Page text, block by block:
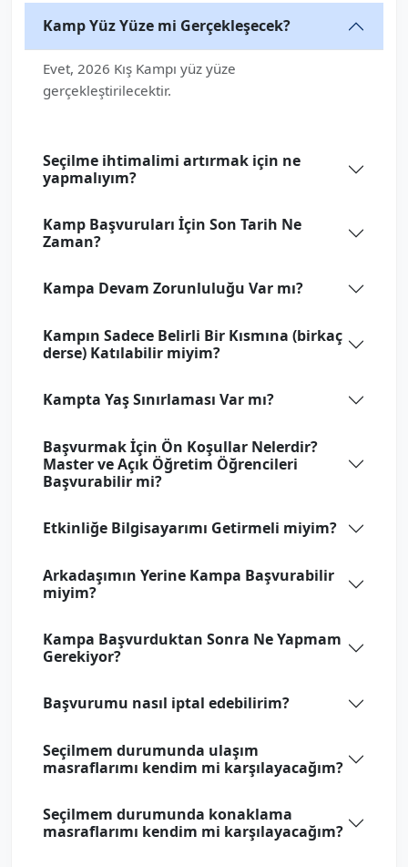
Kamp Yüz Yüze mi Gerçekleşecek?
Evet, 2026 Kış Kampı yüz yüze
gerçekleştirilecektir.
Seçilme ihtimalimi artırmak için ne
yapmalıyım?
Kamp Başvuruları İçin Son Tarih Ne
Zaman?
Kampa Devam Zorunluluğu Var mı?
Kampın Sadece Belirli Bir Kısmına (birkaç
derse) Katılabilir miyim?
Kampta Yaş Sınırlaması Var mı?
Başvurmak İçin Ön Koşullar Nelerdir?
Master ve Açık Öğretim Öğrencileri
Başvurabilir mi?
Etkinliğe Bilgisayarımı Getirmeli miyim?
Arkadaşımın Yerine Kampa Başvurabilir
miyim?
Kampa Başvurduktan Sonra Ne Yapmam
Gerekiyor?
Başvurumu nasıl iptal edebilirim?
Seçilmem durumunda ulaşım
masraflarımı kendim mi karşılayacağım?
Seçilmem durumunda konaklama
masraflarımı kendim mi karşılayacağım?